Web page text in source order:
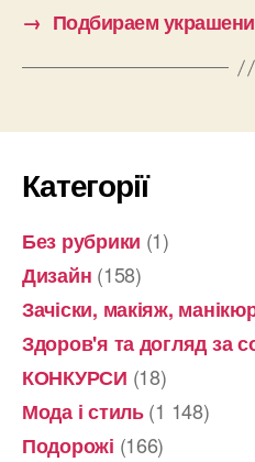
→ Подбираем
Категорії
Без рубрики (1)
Дизайн (158)
Зачіски, макіяж,
Здоров'я та догляд за
КОНКУРСИ (18)
Мода і стиль(1 148)
Подорожі (166)